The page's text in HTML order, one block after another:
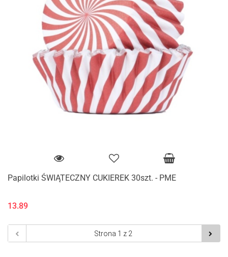
Papilotki ŚWIĄTECZNY CUKIEREK 30szt. - PME
13.89